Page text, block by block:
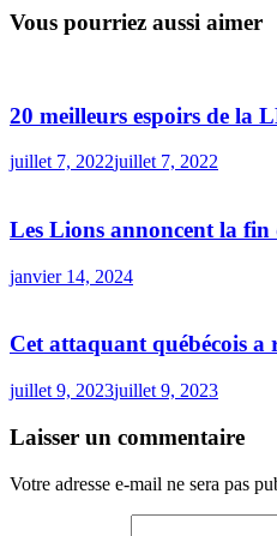
Vous pourriez aussi aimer
20 meilleurs espoirs de la
juillet 7, 2022juillet 7, 2022
Les Lions annoncent la
janvier 14, 2024
Cet attaquant québécois a
juillet 9, 2023juillet 9, 2023
Laisser un commentaire
Votre adresse e-mail ne sera pas